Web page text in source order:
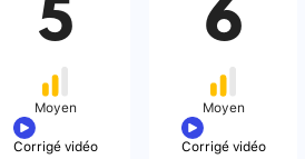
5
Moyen
Corrigé vidéo
6
Moyen
Corrigé vidéo